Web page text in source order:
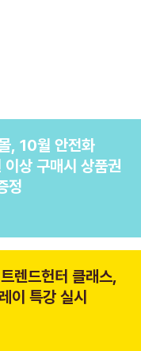
, 10월 안전화
상 구매시 상품권
정
렌드헌터 클래스,
이 특강 실시